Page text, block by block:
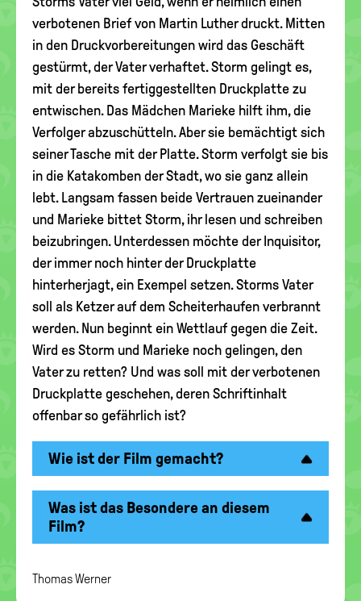
verbotenen Brief von Martin Luther druckt. Mitten
in den Druckvorbereitungen wird das Geschäft
gestürmt, der Vater verhaftet. Storm gelingt es,
mit der bereits fertiggestellten Druckplatte zu
entwischen. Das Mädchen Marieke hilft ihm, die
Verfolger abzuschütteln. Aber sie bemächtigt sich
seiner Tasche mit der Platte. Storm verfolgt sie bis
in die Katakomben der Stadt, wo sie ganz allein
lebt. Langsam fassen beide Vertrauen zueinander
und Marieke bittet Storm, ihr lesen und schreiben
beizubringen. Unterdessen möchte der Inquisitor,
der immer noch hinter der Druckplatte
hinterherjagt, ein Exempel setzen. Storms Vater
soll als Ketzer auf dem Scheiterhaufen verbrannt
werden. Nun beginnt ein Wettlauf gegen die Zeit.
Wird es Storm und Marieke noch gelingen, den
Vater zu retten? Und was soll mit der verbotenen
Druckplatte geschehen, deren Schriftinhalt
offenbar so gefährlich ist?
Wie ist der Film gemacht?
Was ist das Besondere an diesem
Film?
Thomas Werner